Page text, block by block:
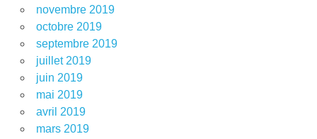
novembre 2019
octobre 2019
septembre 2019
juillet 2019
juin 2019
mai 2019
avril 2019
mars 2019